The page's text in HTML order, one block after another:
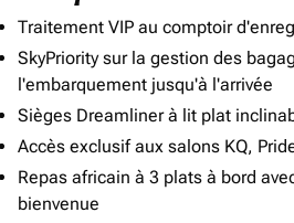
Traitement VIP au comptoir
SkyPriority sur la gestion des
l'embarquement jusqu'à l'arrivée
Sièges Dreamliner à lit plat
Accès exclusif aux salons KQ,
Repas africain à 3 plats à bord
bienvenue